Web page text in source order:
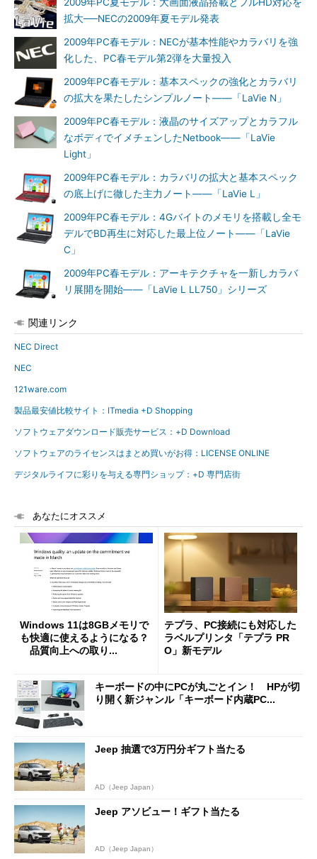
拡大──NECの2009年夏モデル発表
2009年PC春モデル：NECが基本性能やカラバリを強
化した、PC春モデル第2弾を大量投入
2009年PC春モデル：基本スペックの強化とカラバリ
の拡大を果たしたシンプルノート――「LaVie N」
2009年PC春モデル：液晶のサイズアップとカラフル
なボディでイメチェンしたNetbook――「LaVie
Light」
2009年PC春モデル：カラバリの拡大と基本スペック
の底上げに徹した主力ノート――「LaVie L」
2009年PC春モデル：4Gバイトのメモリを搭載し全モ
デルでBD再生に対応した最上位ノート――「LaVie
C」
2009年PC春モデル：アーキテクチャを一新しカラバ
リ展開を開始――「LaVie L LL750」シリーズ
関連リンク
NEC Direct
NEC
121ware.com
製品最安値比較サイト：ITmedia +D Shopping
ソフトウェアダウンロード販売サービス：+D Download
ソフトウェアのライセンスはまとめ買いがお得：LICENSE ONLINE
デジタルライフに彩りを与える専門ショップ：+D 専門店街
あなたにオススメ
Windows 11は8GBメモリで
も快適に使えるようになる？
品質向上への取り...
テプラ、PC接続にも対応した
ラベルプリンタ「テプラ PR
O」新モデル
キーボードの中にPCが丸ごとイン！ HPが切
り開く新ジャンル「キーボード内蔵PC...
Jeep 抽選で3万円分ギフト当たる
AD（Jeep Japan）
Jeep アソビュー！ギフト当たる
AD（Jeep Japan）